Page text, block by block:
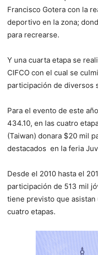
Francisco Gotera con la
deportivo en la zona;
para recrearse.
Y una cuarta etapa se
CIFCO con el cual se
participación de diversos
Para el evento de este
434.10, en las cuatro
(Taiwan) donara $20 mil
destacados en la feria
Desde el 2010 hasta el
participación de 513 mil
tiene previsto que asistan
cuatro etapas.